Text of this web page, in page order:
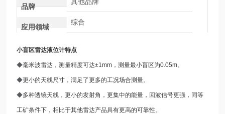
品牌
应用领域
综合
小盲区雷达液位计特点
◆毫米波雷达，测量精度可达±1mm，测量最小盲区为0.05m。
◆更小的天线尺寸，满足了更多的工况场合测量。
◆多种透镜天线，更小的发射角，更集中的能量，回波信号更强，同等
工矿条件下，相比于其他雷达产品具有更高的可靠性。